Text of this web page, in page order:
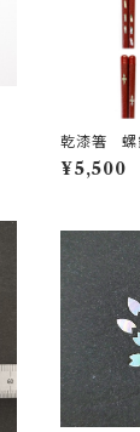
乾漆箸 螺
¥5,500